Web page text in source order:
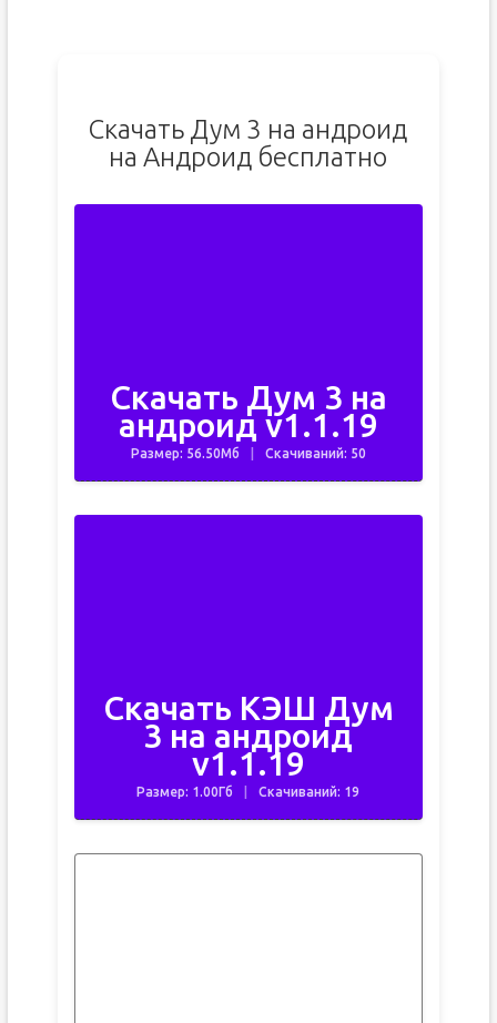
Скачать Дум 3 на андроид
на Андроид бесплатно
Скачать Дум 3 на
андроид v1.1.19
Размер: 56.50Мб Скачиваний: 50
Скачать КЭШ Дум
3 на андроид
v1.1.19
Размер: 1.00Гб Скачиваний: 19